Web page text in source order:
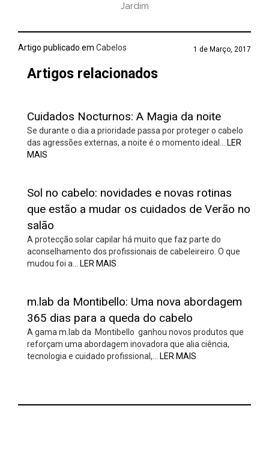
Jardim
Artigo publicado em Cabelos 1 de Março, 2017
Artigos relacionados
Cuidados Nocturnos: A Magia da noite
Se durante o dia a prioridade passa por proteger o cabelo
das agressões externas, a noite é o momento ideal…
LER
MAIS
Sol no cabelo: novidades e novas rotinas
que estão a mudar os cuidados de Verão no
salão
A protecção solar capilar há muito que faz parte do
aconselhamento dos profissionais de cabeleireiro. O que
mudou foi a…
LER MAIS
m.lab da Montibello: Uma nova abordagem
365 dias para a queda do cabelo
A gama m.lab da Montibello ganhou novos produtos que
reforçam uma abordagem inovadora que alia ciência,
tecnologia e cuidado profissional,…
LER MAIS